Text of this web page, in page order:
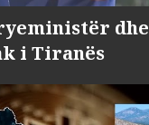
dhe
i Tiranës